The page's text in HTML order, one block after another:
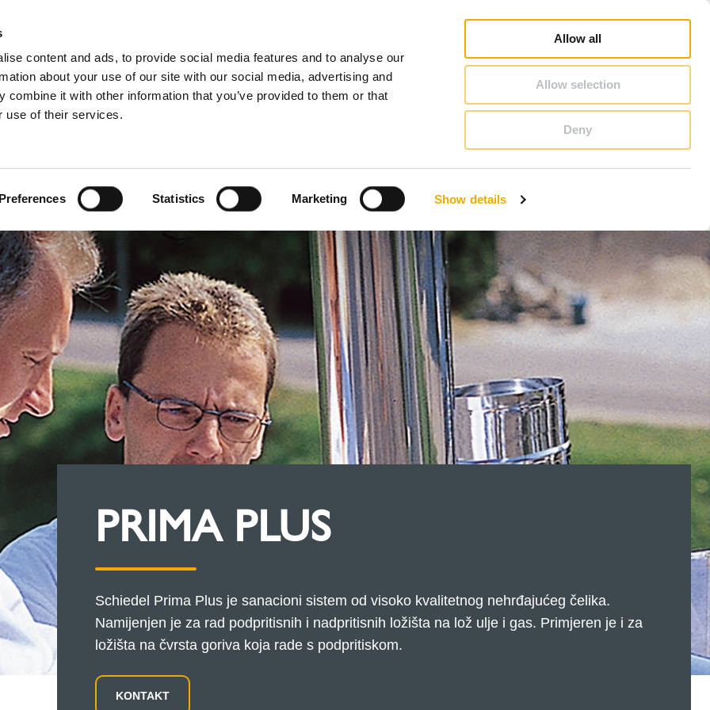
content and ads, to provide social media features and to analyse our
about your use of our site with our social media, advertising and
combine it with other information that you’ve provided to them or that
use of their services.
Preferences Statistics Marketing Show details
Allow all
Allow selection
Deny
Danska
Estonija
Njemačka
Slovačka
Ukrajina
Velika Britanija
Švicarska
Za profesionalce
PRIMA PLUS
Schiedel Prima Plus je sanacioni sistem od visoko kvalitetnog nehrđajućeg čelika.
Namijenjen je za rad podpritisnih i nadpritisnih ložišta na lož ulje i gas. Primjeren je i za
ložišta na čvrsta goriva koja rade s podpritiskom.
KONTAKT